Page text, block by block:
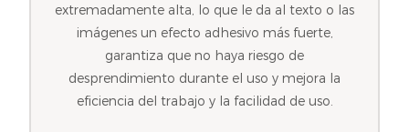
extremadamente alta, lo que le da al texto o las
imágenes un efecto adhesivo más fuerte,
garantiza que no haya riesgo de
desprendimiento durante el uso y mejora la
eficiencia del trabajo y la facilidad de uso.